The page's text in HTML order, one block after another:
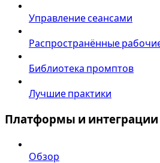
Управление сеансами
Распространённые
Библиотека промптов
Лучшие практики
Платформы и интеграции
Обзор